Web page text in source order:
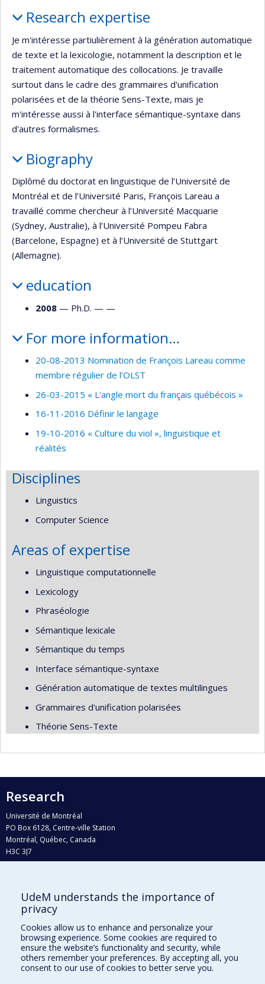
Research expertise
Je m'intéresse partiulièrement à la génération automatique
de texte et la lexicologie, notamment la description et le
traitement automatique des collocations. Je travaille
surtout dans le cadre des grammaires d'unification
polarisées et de la théorie Sens-Texte, mais je
m'intéresse aussi à l'interface sémantique-syntaxe dans
d'autres formalismes.
Biography
Diplômé du doctorat en linguistique de l’Université de
Montréal et de l’Université Paris, François Lareau a
travaillé comme chercheur à l’Université Macquarie
(Sydney, Australie), à l’Université Pompeu Fabra
(Barcelone, Espagne) et à l’Université de Stuttgart
(Allemagne).
education
2008 — Ph.D. — —
For more information…
20-08-2013 Nomination de François Lareau comme
membre régulier de l’OLST
26-03-2015 « L'angle mort du français québécois »
16-11-2016 Définir le langage
19-10-2016 « Culture du viol », linguistique et
réalités
Disciplines
Linguistics
Computer Science
Areas of expertise
Linguistique computationnelle
Lexicology
Phraséologie
Sémantique lexicale
Sémantique du temps
Interface sémantique-syntaxe
Génération automatique de textes multilingues
Grammaires d'unification polarisées
Théorie Sens-Texte
Research
Université de Montréal
PO Box 6128, Centre-ville Station
Montréal, Québec, Canada
H3C 3J7
Who does what?
Find us
Site map
Accessibility
UdeM understands the importance of
privacy
Cookies allow us to enhance and personalize your
browsing experience. Some cookies are required to
ensure the website’s functionality and security, while
others remember your preferences. By accepting all, you
consent to our use of cookies to better serve you.